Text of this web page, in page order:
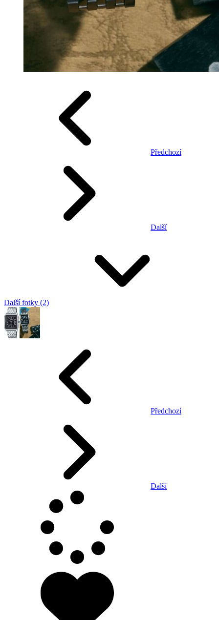
Předchozí
Další
Další fotky (2)
Předchozí
Další